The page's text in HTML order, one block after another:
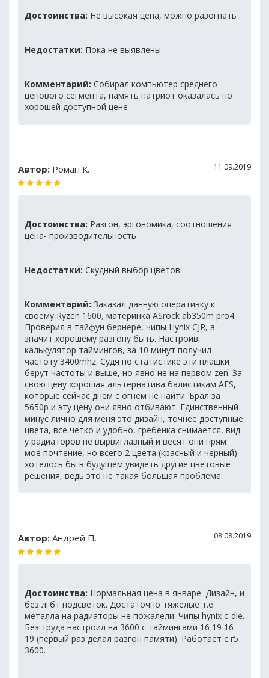
Достоинства: Не высокая цена, можно разогнать
Недостатки: Пока не выявлены
Комментарий: Собирал компьютер среднего
ценового сегмента, память патриот оказалась по
хорошей доступной цене
Автор: Роман К. 11.09.2019
Достоинства: Разгон, эргономика, соотношения
цена- производительность
Недостатки: Скудный выбор цветов
Комментарий: Заказал данную оперативку к
своему Ryzen 1600, материнка ASrock ab350m pro4.
Проверил в тайфун бернере, чипы Hynix CJR, а
значит хорошему разгону быть. Настроив
калькулятор таймингов, за 10 минут получил
частоту 3400mhz. Судя по статистике эти плашки
берут частоты и выше, но явно не на первом zen. За
свою цену хорошая альтернатива балистикам AES,
которые сейчас днем с огнем не найти. Брал за
5650р и эту цену они явно отбивают. Единственный
минус лично для меня это дизайн, точнее доступные
цвета, все четко и удобно, гребенка снимается, вид
у радиаторов не вырвиглазный и весят они прям
мое почтение, но всего 2 цвета (красный и черный)
хотелось бы в будущем увидеть другие цветовые
решения, ведь это не такая большая проблема.
Автор: Андрей П. 08.08.2019
Достоинства: Нормальная цена в январе. Дизайн, и
без лгбт подсветок. Достаточно тяжелые т.е.
металла на радиаторы не пожалели. Чипы hynix c-die.
Без труда настроил на 3600 с таймингами 16 19 16
19 (первый раз делал разгон памяти). Работает с r5
3600.